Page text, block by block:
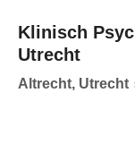
Klinisch
Utrecht
Altrecht, Utrecht